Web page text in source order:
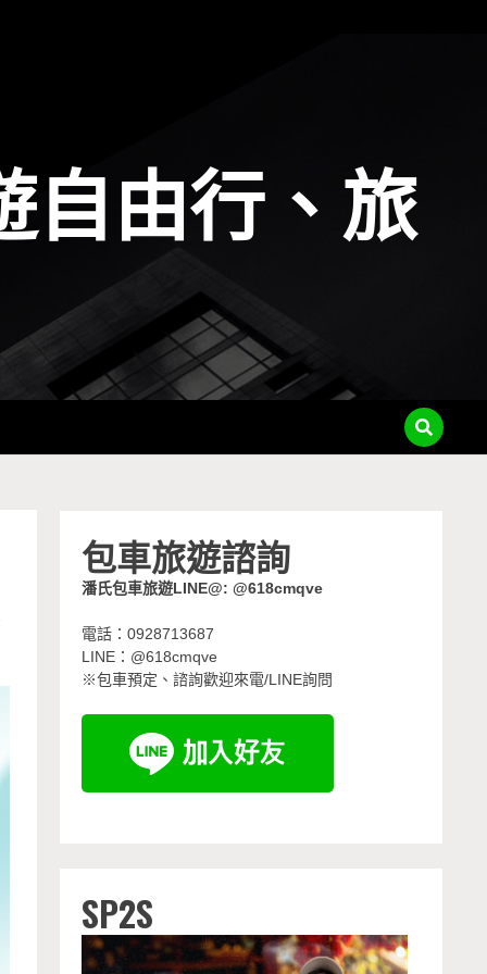
自由行、旅
包車旅遊諮詢
潘氏包車旅遊LINE@: @618cmqve
電話：0928713687
LINE：@618cmqve
※包車預定、諮詢歡迎來電/LINE詢問
SP2S